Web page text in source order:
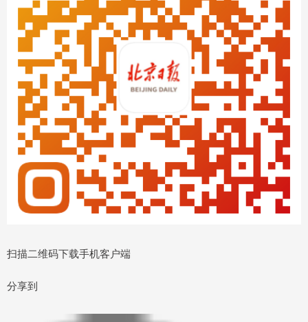
扫描二维码下载手机客户端
分享到